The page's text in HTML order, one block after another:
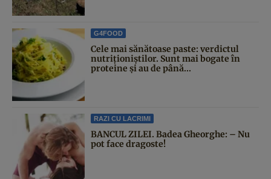
G4FOOD
Cele mai sănătoase paste: verdictul
nutriționiștilor. Sunt mai bogate în
proteine și au de până...
RAZI CU LACRIMI
BANCUL ZILEI. Badea Gheorghe: – Nu
pot face dragoste!